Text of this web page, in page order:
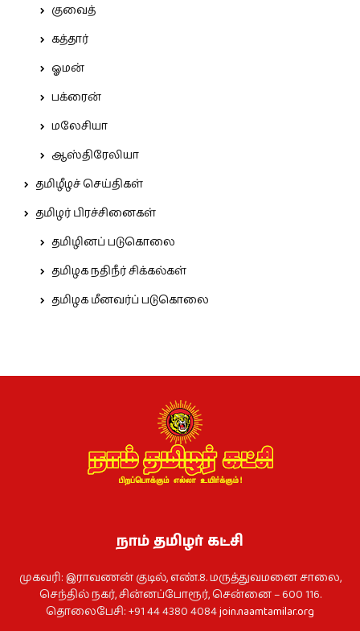
குவைத்
கத்தார்
ஓமன்
பக்ரைன்
மலேசியா
ஆஸ்திரேலியா
தமிழீழச் செய்திகள்
தமிழர் பிரச்சினைகள்
தமிழினப் படுகொலை
தமிழக நதிநீர் சிக்கல்கள்
தமிழக மீனவர்ப் படுகொலை
நாம் தமிழர் கட்சி
முகவரி: இராவணன் குடில், எண்.8. மருத்துவமனை சாலை,
செந்தில் நகர், சின்னப்போரூர், சென்னை – 600 116.
தொலைபேசி: +91 44 4380 4084join.naamtamilar.org